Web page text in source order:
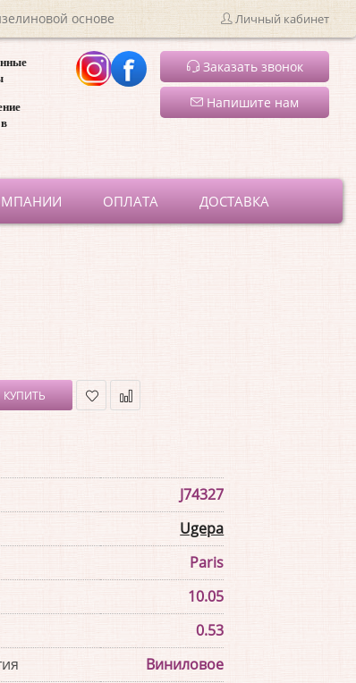
основе Личный кабинет
Заказать звонок
Напишите нам
ОПЛАТА ДОСТАВКА
КУПИТЬ
J74327
Ugepa
Paris
10.05
0.53
Виниловое